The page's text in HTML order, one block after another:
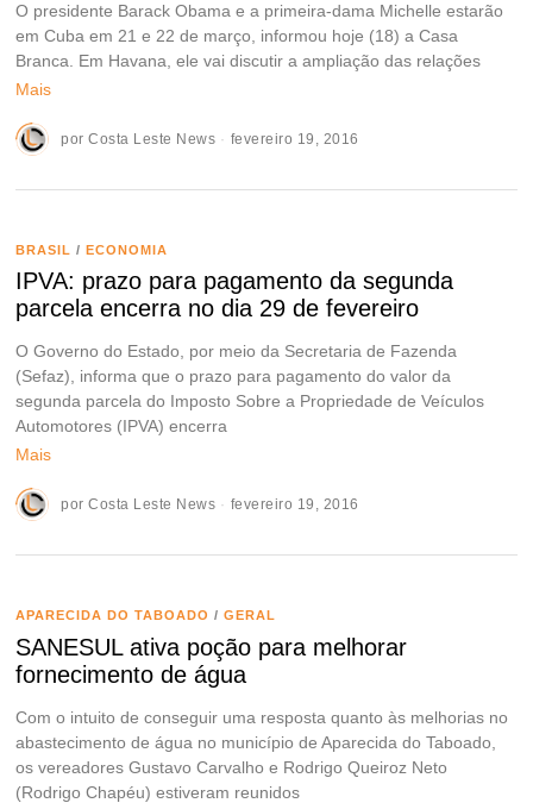
O presidente Barack Obama e a primeira-dama Michelle estarão
em Cuba em 21 e 22 de março, informou hoje (18) a Casa
Branca. Em Havana, ele vai discutir a ampliação das relações
Mais
porCosta Leste News fevereiro 19, 2016
BRASIL / ECONOMIA
IPVA: prazo para pagamento da segunda
parcela encerra no dia 29 de fevereiro
O Governo do Estado, por meio da Secretaria de Fazenda
(Sefaz), informa que o prazo para pagamento do valor da
segunda parcela do Imposto Sobre a Propriedade de Veículos
Automotores (IPVA) encerra
Mais
porCosta Leste News fevereiro 19, 2016
APARECIDA DO TABOADO / GERAL
SANESUL ativa poção para melhorar
fornecimento de água
Com o intuito de conseguir uma resposta quanto às melhorias no
abastecimento de água no município de Aparecida do Taboado,
os vereadores Gustavo Carvalho e Rodrigo Queiroz Neto
(Rodrigo Chapéu) estiveram reunidos